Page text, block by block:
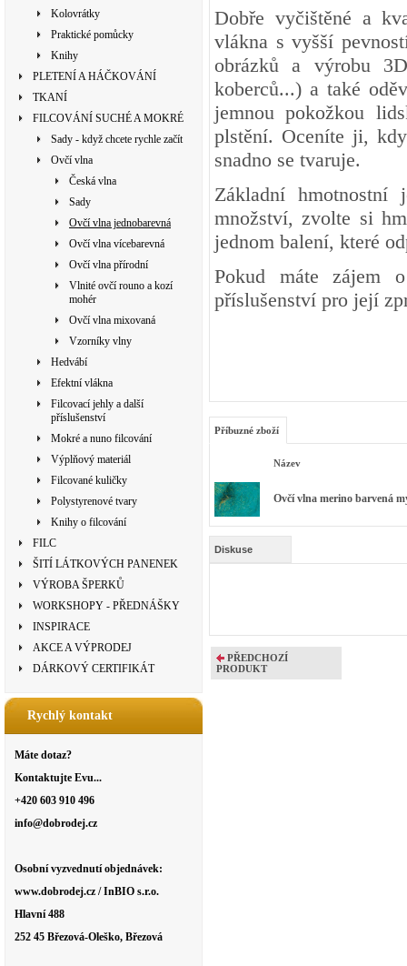
Kolovrátky
Praktické pomůcky
Knihy
PLETENÍ A HÁČKOVÁNÍ
TKANÍ
FILCOVÁNÍ SUCHÉ A MOKRÉ
Sady - když chcete rychle začít
Ovčí vlna
Česká vlna
Sady
Ovčí vlna jednobarevná
Ovčí vlna vícebarevná
Ovčí vlna přírodní
Vlnité ovčí rouno a kozí
mohér
Ovčí vlna mixovaná
Vzorníky vlny
Hedvábí
Efektní vlákna
Filcovací jehly a další
příslušenství
Mokré a nuno filcování
Výplňový materiál
Filcované kuličky
Polystyrenové tvary
Knihy o filcování
FILC
ŠITÍ LÁTKOVÝCH PANENEK
VÝROBA ŠPERKŮ
WORKSHOPY - PŘEDNÁŠKY
INSPIRACE
AKCE A VÝPRODEJ
DÁRKOVÝ CERTIFIKÁT
Rychlý kontakt
Máte dotaz?
Kontaktujte Evu...
+420 603 910 496
info@dobrodej.cz
Osobní vyzvednutí objednávek:
www.dobrodej.cz / InBIO s.r.o.
Hlavní 488
252 45 Březová-Oleško, Březová
Dobře vyčištěné a
vlákna s vyšší
obrázků a výrobu
koberců...) a také
jemnou pokožkou
plstění. Oceníte ji,
snadno se tvaruje.
Základní
množství, zvolte si
jednom balení, které
Pokud máte zájem
příslušenství pro její
Příbuzné zboží
Název
Ovčí vlna merino barvená
Diskuse
PŘEDCHOZÍ
PRODUKT